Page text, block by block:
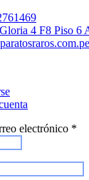
4 F8 Piso 6
electrónico *